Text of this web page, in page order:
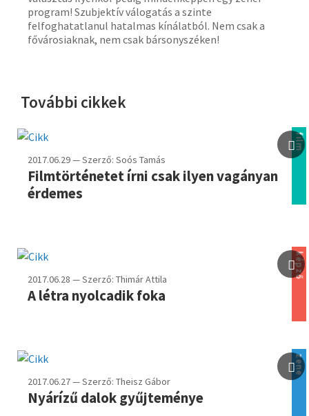
program! Szubjektív válogatás a szinte
felfoghatatlanul hatalmas kínálatból. Nem csak a
fővárosiaknak, nem csak bársonyszéken!
További cikkek
film
2017.06.29 — Szerző: Soós Tamás
Filmtörténetet írni csak ilyen vagányan
érdemes
képző
2017.06.28 — Szerző: Thimár Attila
A létra nyolcadik foka
zene
2017.06.27 — Szerző: Theisz Gábor
Nyárízű dalok gyűjteménye